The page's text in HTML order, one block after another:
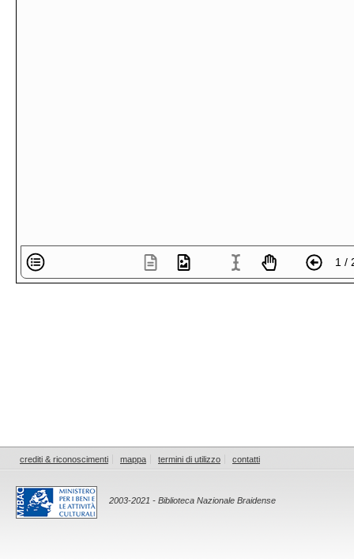
1 /
crediti & riconoscimenti mappa termini di utilizzo contatti
2003-2021 - Biblioteca Nazionale Braidense